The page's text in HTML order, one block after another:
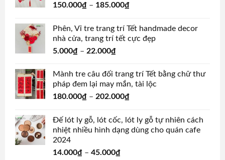
150.000₫ – 185.000₫
Phên, Vỉ tre trang trí Tết handmade decor
nhà cửa, trang trí tết cực đẹp
5.000₫ – 22.000₫
Mành tre câu đối trang trí Tết bằng chữ thư
pháp đem lại may mắn, tài lộc
180.000₫ – 202.000₫
Đế lót ly gỗ, lót cốc, lót ly gỗ tự nhiên cách
nhiệt nhiều hình dạng dùng cho quán cafe
2024
14.000₫ – 45.000₫